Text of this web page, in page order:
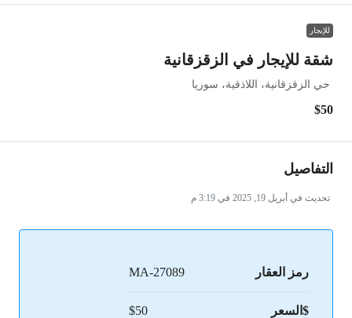
للإيجار
شقة للإيجار في الزقزقانية
حي الزقزقانية، اللاذقية، سوريا
$50
التفاصيل
تحديث في أبريل 19, 2025 في 3:19 م
رمز العقار MA-27089
$السعر $50